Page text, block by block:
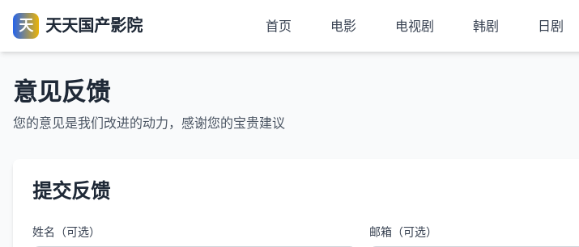
天 天天国产影院 首页 电影 电视剧 韩剧 日剧
意见反馈
您的意见是我们改进的动力，感谢您的宝贵建议
提交反馈
姓名（可选） 邮箱（可选）